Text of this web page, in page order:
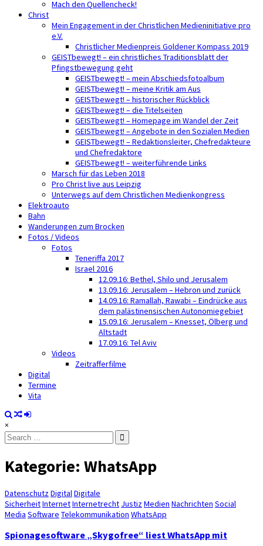
Mach den Quellencheck!
Christ
Mein Engagement in der Christlichen Medieninitiative pro
e.V.
Christlicher Medienpreis Goldener Kompass 2019
GEISTbewegt! – ein christliches Traditionsblatt der
Pfingstbewegung geht
GEISTbewegt! – mein Abschiedsfotoalbum
GEISTbewegt! – meine Kritik am Aus
GEISTbewegt! – historischer Rückblick
GEISTbewegt! – die Titelseiten
GEISTbewegt! – Homepage im Wandel der Zeit
GEISTbewegt! – Angebote in den Sozialen Medien
GEISTbewegt! – Redaktionsleiter, Chefredakteure
und Chefredaktore
GEISTbewegt! – weiterführende Links
Marsch für das Leben 2018
Pro Christ live aus Leipzig
Unterwegs auf dem Christlichen Medienkongress
Elektroauto
Bahn
Wanderungen zum Brocken
Fotos / Videos
Fotos
Teneriffa 2017
Israel 2016
12.09.16: Bethel, Shilo und Jerusalem
13.09.16: Jerusalem – Hebron und zurück
14.09.16: Ramallah, Rawabi – Eindrücke aus
dem palästinensischen Autonomiegebiet
15.09.16: Jerusalem – Knesset, Ölberg und
Altstadt
17.09.16: Tel Aviv
Videos
Zeitrafferfilme
Digital
Termine
Vita
×
Search
for:
Kategorie: WhatsApp
Posted
in
Datenschutz Digital Digitale
SicherheitInternetInternetrecht Justiz Medien Nachrichten Social
Media Software Telekommunikation WhatsApp
Spionagesoftware „Skygofree“ liest WhatsApp mit